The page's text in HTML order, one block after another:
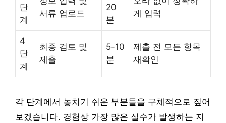
단
계
서류 업로드
20
분
게 입력
4
단
계
최종 검토 및
제출
5-10
분
제출 전 모든 항목
재확인
각 단계에서 놓치기 쉬운 부분들을 구체적으로 짚어
보겠습니다. 경험상 가장 많은 실수가 발생하는 지